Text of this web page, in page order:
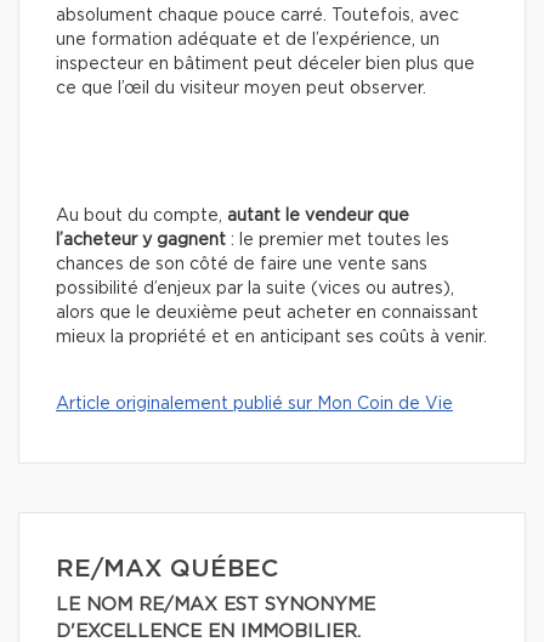
absolument chaque pouce carré. Toutefois, avec
une formation adéquate et de l’expérience, un
inspecteur en bâtiment peut déceler bien plus que
ce que l’œil du visiteur moyen peut observer.
Au bout du compte, autant le vendeur que
l’acheteur y gagnent : le premier met toutes les
chances de son côté de faire une vente sans
possibilité d’enjeux par la suite (vices ou autres),
alors que le deuxième peut acheter en connaissant
mieux la propriété et en anticipant ses coûts à venir.
Article originalement publié sur Mon Coin de Vie
RE/MAX QUÉBEC
LE NOM RE/MAX EST SYNONYME
D'EXCELLENCE EN IMMOBILIER.